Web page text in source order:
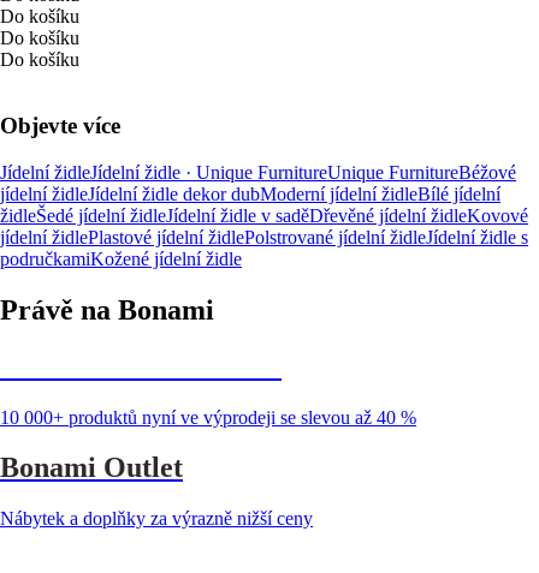
Do košíku
Do košíku
Do košíku
Objevte více
Jídelní židleJídelní židle · Unique FurnitureUnique FurnitureBéžové
jídelní židleJídelní židle dekor dubModerní jídelní židleBílé jídelní
židleŠedé jídelní židleJídelní židle v saděDřevěné jídelní židleKovové
jídelní židlePlastové jídelní židlePolstrované jídelní židleJídelní židle s
područkamiKožené jídelní židle
Právě na Bonami
10 000+ produktů nyní ve výprodeji se slevou až 40 %
Bonami Outlet
Nábytek a doplňky za výrazně nižší ceny